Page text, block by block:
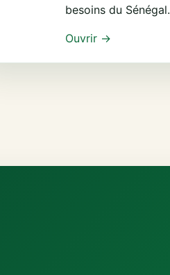
besoins du Sénégal.
Ouvrir →